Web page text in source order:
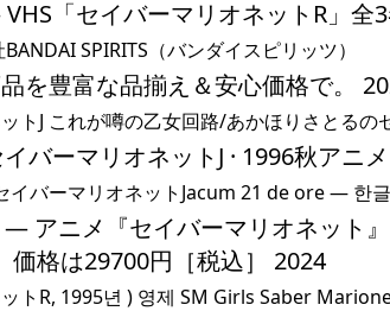
「セイバーマリオネットR」全
SPIRITS（バンダイスピリッツ）
を豊富な品揃え＆安心価格で。
トJ これが噂の乙女回路/あかほりさとるの
バーマリオネットJ · 1996秋アニ
イバーマリオネットJacum 21 de ore — 한
アニメ『セイバーマリオネット
価格は29700円［税込］ 2024
トR, 1995년 ) 영제 SM Girls Saber